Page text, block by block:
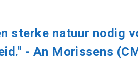
sterke natuur nodig
- An Morissens